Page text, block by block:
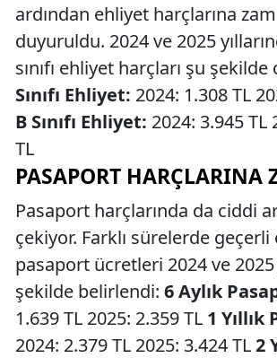
ardından ehliyet harçlarına zam
duyuruldu. 2024 ve 2025
sınıfı ehliyet harçları şu şekilde
Sınıfı Ehliyet: 2024: 1.308 TL
B Sınıfı Ehliyet: 2024: 3.945 TL
TL
PASAPORT HARÇLARINA
Pasaport harçlarında da ciddi
çekiyor. Farklı sürelerde geçerli
pasaport ücretleri 2024 ve 2025
şekilde belirlendi: 6 Aylık
1.639 TL 2025: 2.359 TL 1
2024: 2.379 TL 2025: 3.424 TL2